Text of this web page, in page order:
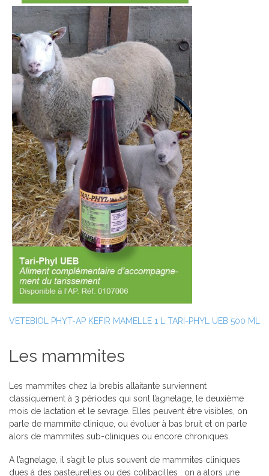
VETEBIOL PHYT-AP KEFIR MAMELLE 1 L TARI-PHYL UEB 500 ML
Les mammites
Les mammites chez la brebis allaitante surviennent
classiquement à 3 périodes qui sont l’agnelage, le deuxième
mois de lactation et le sevrage. Elles peuvent être visibles, on
parle de mammite clinique, ou évoluer à bas bruit et on parle
alors de mammites sub-cliniques ou encore chroniques.
A l’agnelage, il s’agit le plus souvent de mammites cliniques
dues à des pasteurelles ou des colibacilles : on a alors une